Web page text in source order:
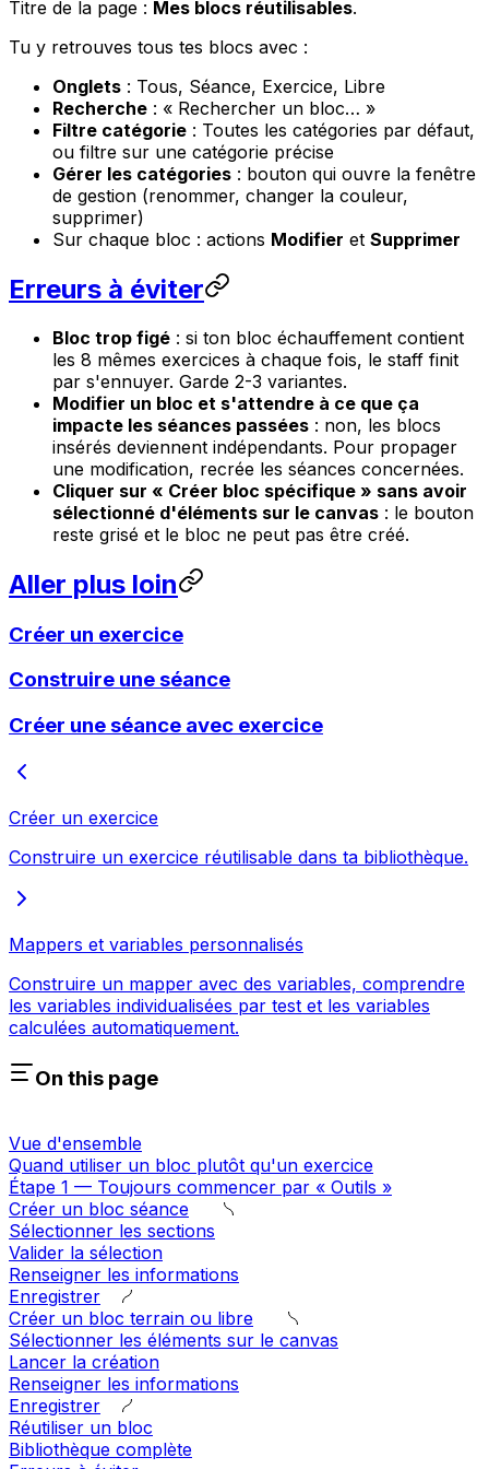
Titre de la page : Mes blocs réutilisables.
Tu y retrouves tous tes blocs avec :
Onglets : Tous, Séance, Exercice, Libre
Recherche : « Rechercher un bloc… »
Filtre catégorie : Toutes les catégories par défaut,
ou filtre sur une catégorie précise
Gérer les catégories : bouton qui ouvre la fenêtre
de gestion (renommer, changer la couleur,
supprimer)
Sur chaque bloc : actions Modifier et Supprimer
Erreurs à éviter
Bloc trop figé : si ton bloc échauffement contient
les 8 mêmes exercices à chaque fois, le staff finit
par s'ennuyer. Garde 2-3 variantes.
Modifier un bloc et s'attendre à ce que ça
impacte les séances passées : non, les blocs
insérés deviennent indépendants. Pour propager
une modification, recrée les séances concernées.
Cliquer sur « Créer bloc spécifique » sans avoir
sélectionné d'éléments sur le canvas : le bouton
reste grisé et le bloc ne peut pas être créé.
Aller plus loin
Créer un exercice
Construire une séance
Créer une séance avec exercice
Créer un exercice
Construire un exercice réutilisable dans ta bibliothèque.
Mappers et variables personnalisés
Construire un mapper avec des variables, comprendre
les variables individualisées par test et les variables
calculées automatiquement.
On this page
Vue d'ensemble
Quand utiliser un bloc plutôt qu'un exercice
Étape 1 — Toujours commencer par « Outils »
Créer un bloc séance
Sélectionner les sections
Valider la sélection
Renseigner les informations
Enregistrer
Créer un bloc terrain ou libre
Sélectionner les éléments sur le canvas
Lancer la création
Renseigner les informations
Enregistrer
Réutiliser un bloc
Bibliothèque complète